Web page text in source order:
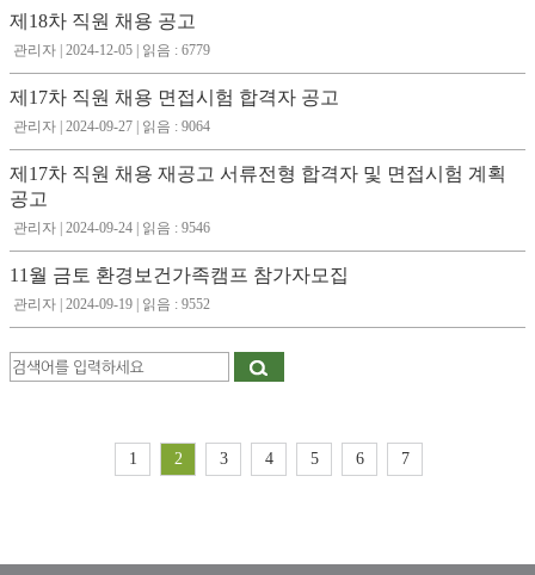
제18차 직원 채용 공고
관리자 | 2024-12-05 | 읽음 : 6779
제17차 직원 채용 면접시험 합격자 공고
관리자 | 2024-09-27 | 읽음 : 9064
제17차 직원 채용 재공고 서류전형 합격자 및 면접시험 계획
공고
관리자 | 2024-09-24 | 읽음 : 9546
11월 금토 환경보건가족캠프 참가자모집
관리자 | 2024-09-19 | 읽음 : 9552
1 2 3 4 5 6 7